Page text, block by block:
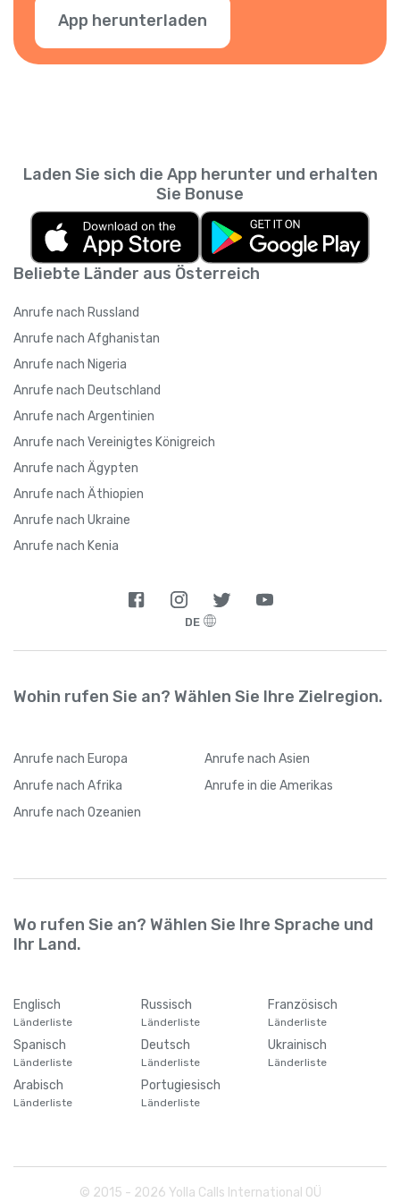
App herunterladen
Beliebte Länder aus Österreich
Anrufe nach Russland
Anrufe nach Afghanistan
Anrufe nach Nigeria
Anrufe nach Deutschland
Anrufe nach Argentinien
Anrufe nach Vereinigtes Königreich
Anrufe nach Ägypten
Anrufe nach Äthiopien
Anrufe nach Ukraine
Anrufe nach Kenia
Laden Sie sich die App herunter und erhalten
Sie Bonuse
DE
Wohin rufen Sie an? Wählen Sie Ihre Zielregion.
Anrufe nach Europa Anrufe nach Asien
Anrufe nach Afrika Anrufe in die Amerikas
Anrufe nach Ozeanien
Wo rufen Sie an? Wählen Sie Ihre Sprache und
Ihr Land.
Englisch
Länderliste
Russisch
Länderliste
Französisch
Länderliste
Spanisch
Länderliste
Deutsch
Länderliste
Ukrainisch
Länderliste
Arabisch
Länderliste
Portugiesisch
Länderliste
© 2015 - 2026 Yolla Calls International OÜ